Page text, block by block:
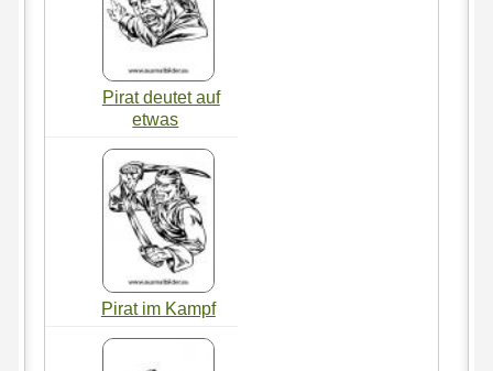
Pirat deutet auf
etwas
Pirat im Kampf